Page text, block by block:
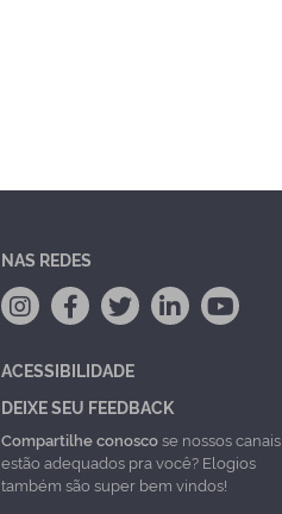
NAS REDES
ACESSIBILIDADE
DEIXE SEU FEEDBACK
Compartilhe conoscose nossos canais
estão adequados pra você? Elogios
também são super bem vindos!